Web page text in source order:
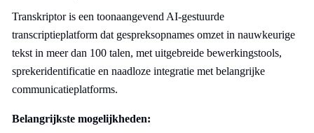
Transkriptor is een toonaangevend AI-gestuurde
transcriptieplatform dat gespreksopnames omzet in nauwkeurige
tekst in meer dan 100 talen, met uitgebreide bewerkingstools,
sprekeridentificatie en naadloze integratie met belangrijke
communicatieplatforms.
Belangrijkste mogelijkheden: